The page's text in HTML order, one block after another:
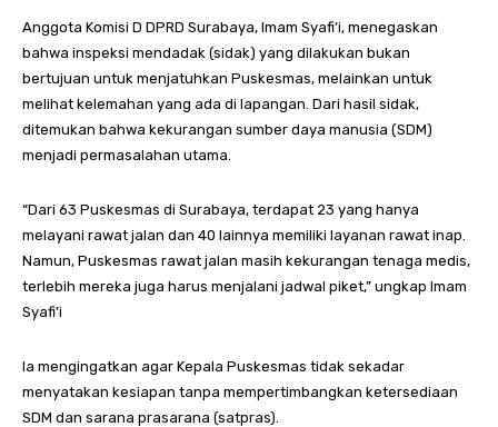
Anggota Komisi D DPRD Surabaya, Imam Syafi’i, menegaskan
bahwa inspeksi mendadak (sidak) yang dilakukan bukan
bertujuan untuk menjatuhkan Puskesmas, melainkan untuk
melihat kelemahan yang ada di lapangan. Dari hasil sidak,
ditemukan bahwa kekurangan sumber daya manusia (SDM)
menjadi permasalahan utama.
“Dari 63 Puskesmas di Surabaya, terdapat 23 yang hanya
melayani rawat jalan dan 40 lainnya memiliki layanan rawat inap.
Namun, Puskesmas rawat jalan masih kekurangan tenaga medis,
terlebih mereka juga harus menjalani jadwal piket,” ungkap Imam
Syafi’i
Ia mengingatkan agar Kepala Puskesmas tidak sekadar
menyatakan kesiapan tanpa mempertimbangkan ketersediaan
SDM dan sarana prasarana (satpras).